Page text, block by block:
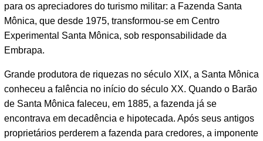
para os apreciadores do turismo militar: a Fazenda Santa
Mônica, que desde 1975, transformou-se em Centro
Experimental Santa Mônica, sob responsabilidade da
Embrapa.
Grande produtora de riquezas no século XIX, a Santa Mônica
conheceu a falência no início do século XX. Quando o Barão
de Santa Mônica faleceu, em 1885, a fazenda já se
encontrava em decadência e hipotecada. Após seus antigos
proprietários perderem a fazenda para credores, a imponente